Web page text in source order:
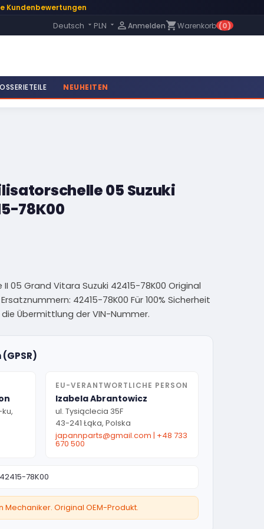
Kundenbewertungen
Language:
Deutsch  PLN  Anmeldenshopping_cartWarenkorb (0)
NEUHEITEN
05 Suzuki
78K00
05 Grand Vitara Suzuki 42415-78K00 Original
42415-78K00 Für 100% Sicherheit
Übermittlung der VIN-Nummer.
EU-VERANTWORTLICHE PERSON
Izabela Abrantowicz
ul. Tysiąclecia 35F
43-241 Łąka, Polska
japannparts@gmail.com | +48 733
670 500
42415-78K00
Original OEM-Produkt.